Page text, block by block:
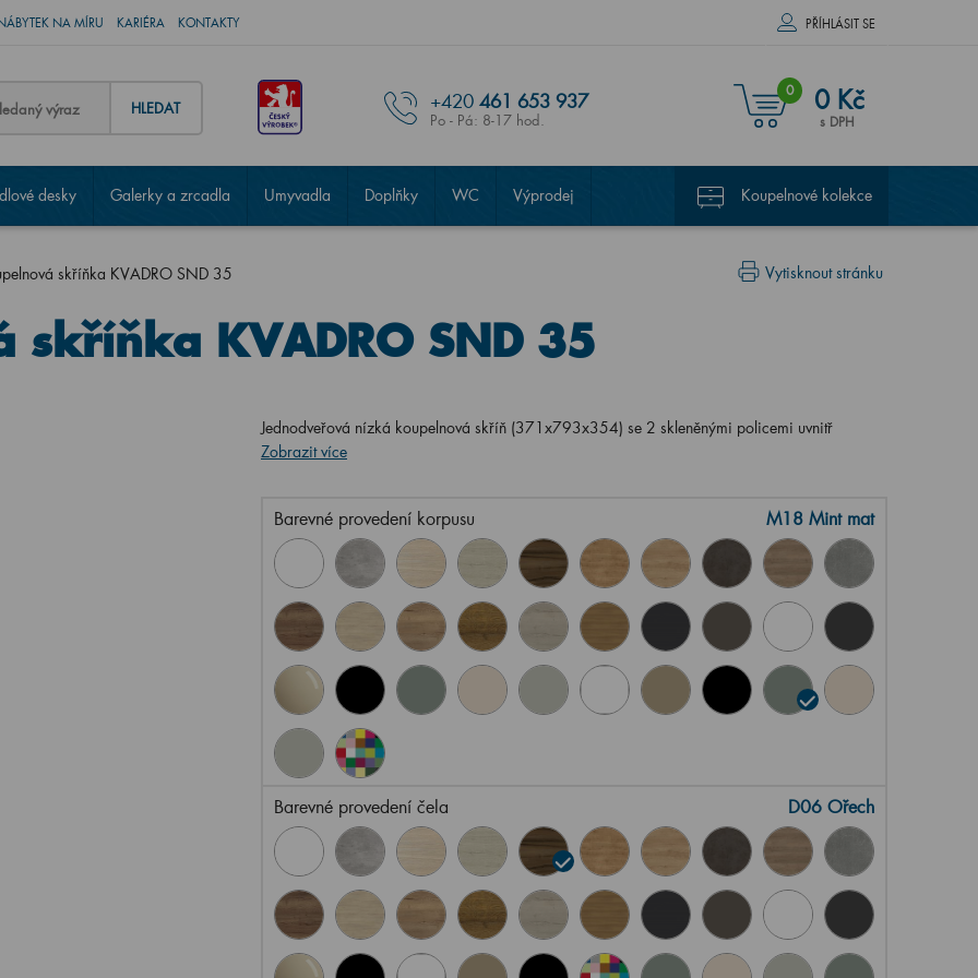
NA MÍRU KARIÉRA KONTAKTY PŘÍHLÁSIT SE
HLEDAT +420 461 653 937
Po - Pá: 8-17 hod.
0 0 Kč
s DPH
desky Galerky a zrcadla Umyvadla Doplňky WC Výprodej Koupelnové kolekce
Vytisknout stránku
skříňka KVADRO SND 35
KVADRO SND 35
Jednodveřová nízká koupelnová skříň (371x793x354) se 2 skleněnými policemi uvnitř
Zobrazit více
Barevné provedení korpusu M18 Mint mat
Barevné provedení čela D06 Ořech